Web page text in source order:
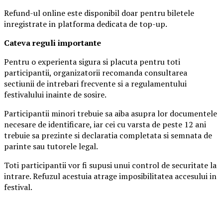
Refund-ul online este disponibil doar pentru biletele
inregistrate in platforma dedicata de top-up.
Cateva reguli importante
Pentru o experienta sigura si placuta pentru toti
participantii, organizatorii recomanda consultarea
sectiunii de intrebari frecvente si a regulamentului
festivalului inainte de sosire.
Participantii minori trebuie sa aiba asupra lor documentele
necesare de identificare, iar cei cu varsta de peste 12 ani
trebuie sa prezinte si declaratia completata si semnata de
parinte sau tutorele legal.
Toti participantii vor fi supusi unui control de securitate la
intrare. Refuzul acestuia atrage imposibilitatea accesului in
festival.